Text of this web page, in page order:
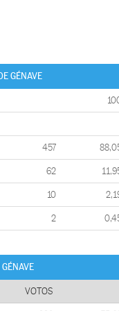
GÉNAVE
457
62
10
2
VOTOS